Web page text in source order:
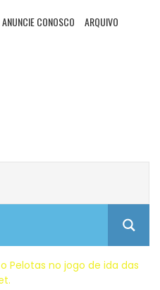
ANUNCIE CONOSCO ARQUIVO
Pelotas no jogo de ida das